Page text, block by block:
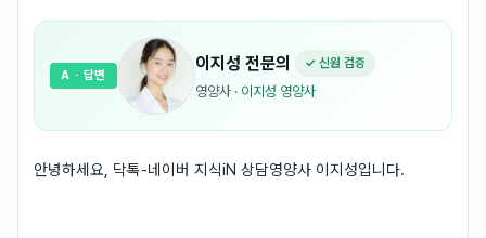
이지성 전문의 ✓ 신원 검증
영양사 · 이지성 영양사
A · 답변
안녕하세요, 닥톡-네이버 지식iN 상담영양사 이지성입니다.